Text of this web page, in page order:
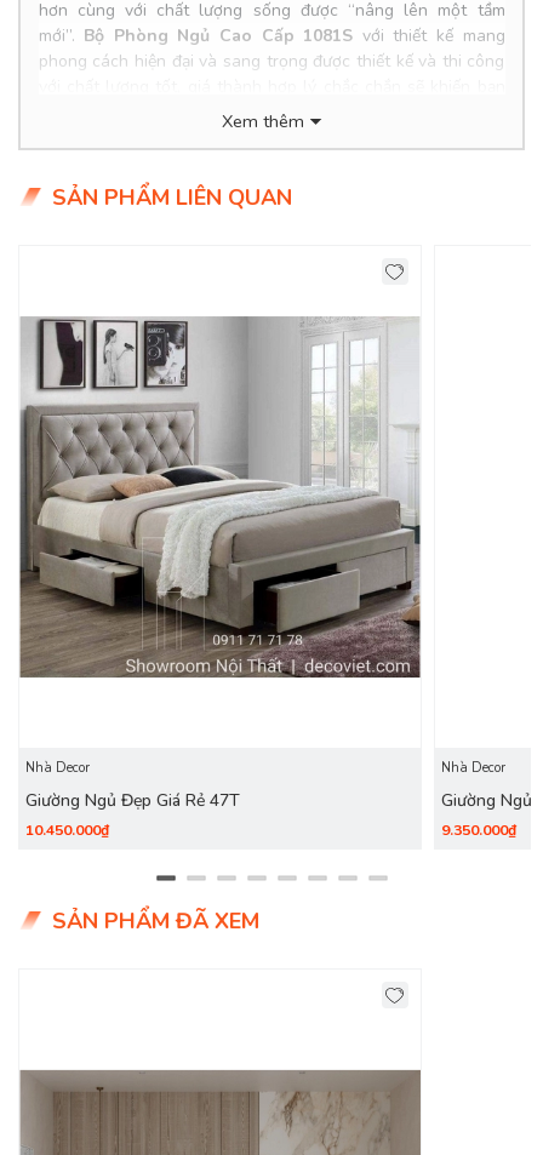
hơn cùng với chất lượng sống được “nâng lên một tầm
mới”. Bộ Phòng Ngủ Cao Cấp 1081S với thiết kế mang
phong cách hiện đại và sang trọng được thiết kế và thi công
Product Info
Kích thước:
Chất liệu:
Delivery Free: Miễn Phí Giao Hàng Nội Thành HCM, Biên
Hoà, TDM Bình Dương
Bộ Nội Thất Phòng Ngủ Cao Cấp Hiện Đại
Cho Gia Đình!
Phong cách hiện đại có thiết kế đơn giản và chú trọng vào
công năng. Vì thế, các đồ nội thất phòng ngủ cao cấp phong
cách hiện đại thường làm bằng gỗ công nghiệp hoặc gỗ tự
nhiên, thiết kế tối giản, nội thất phòng ngủ thông minh,..
Xem thêm
SẢN PHẨM LIÊN QUAN
Nhà Decor
Giường Ngủ Đẹp Giá Rẻ 47T
10.450.000₫
Nhà Decor
Giường Ngủ
9.350.000₫
SẢN PHẨM ĐÃ XEM